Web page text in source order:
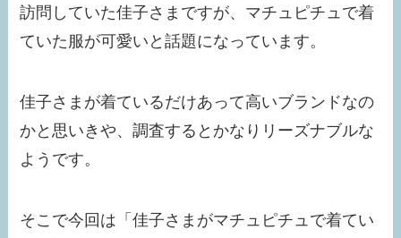
訪問していた佳子さまですが、マチュピチュで着
ていた服が可愛いと話題になっています。
佳子さまが着ているだけあって高いブランドなの
かと思いきや、調査するとかなりリーズナブルな
ようです。
そこで今回は「佳子さまがマチュピチュで着てい